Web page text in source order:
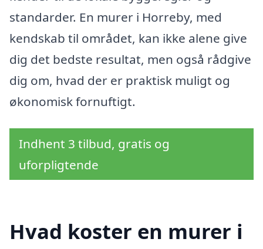
standarder. En murer i Horreby, med
kendskab til området, kan ikke alene give
dig det bedste resultat, men også rådgive
dig om, hvad der er praktisk muligt og
økonomisk fornuftigt.
Indhent 3 tilbud, gratis og
uforpligtende
Hvad koster en murer i